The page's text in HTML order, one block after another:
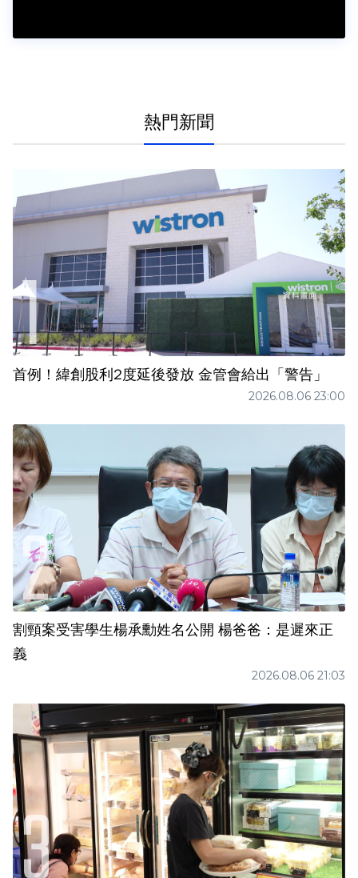
熱門新聞
首例！緯創股利2度延後發放 金管會給出「警告」
2026.08.06 23:00
割頸案受害學生楊承勳姓名公開 楊爸爸：是遲來正
義
2026.08.06 21:03